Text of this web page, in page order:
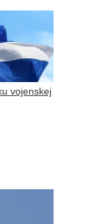
vojenskej